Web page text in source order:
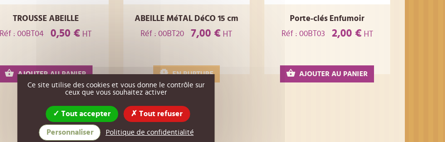
TROUSSE ABEILLE
Réf : 00BT04
0,50 € HT
AJOUTER AU PANIER
ABEILLE MéTAL DéCO 15 cm
Réf : 00BT20
7,00 € HT
EN RUPTURE
Porte-clés Enfumoir
Réf : 00BT03
2,00 € HT
AJOUTER AU PANIER
Ce site utilise des cookies et vous donne le contrôle sur
ceux que vous souhaitez activer
Tout accepter Tout refuser
Personnaliser Politique de confidentialité